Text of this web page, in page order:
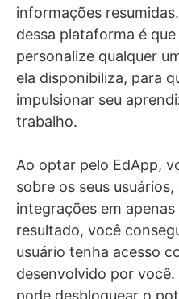
informações
dessa plataforma é
personalize qualquer
ela disponibiliza, para
impulsionar seu
trabalho.
Ao optar pelo EdApp,
sobre os seus
integrações em
resultado, você
usuário tenha acesso
desenvolvido por
pode desbloquear o